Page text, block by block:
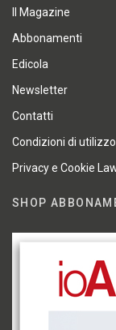
Il Magazine
Abbonamenti
Edicola
Newsletter
Contatti
Condizioni di utilizzo
Privacy e Cookie
SHOP